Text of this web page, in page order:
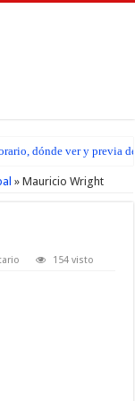
dónde ver y previa
» Mauricio Wright
154 visto